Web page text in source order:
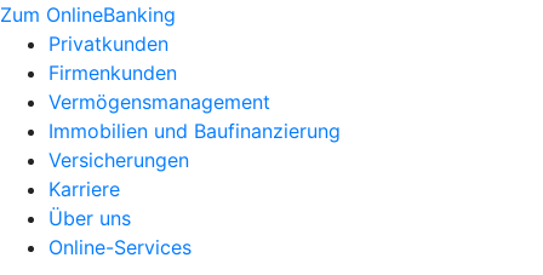
Zum OnlineBanking
Privatkunden
Firmenkunden
Vermögensmanagement
Immobilien und Baufinanzierung
Versicherungen
Karriere
Über uns
Online-Services